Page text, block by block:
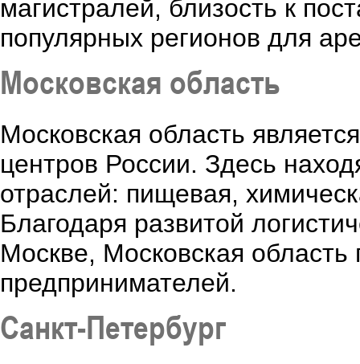
магистралей, близость к
популярных регионов для
Московская область
Московская область
центров России. Здесь
отраслей: пищевая,
Благодаря развитой
Москве, Московская
предпринимателей.
Санкт-Петербург